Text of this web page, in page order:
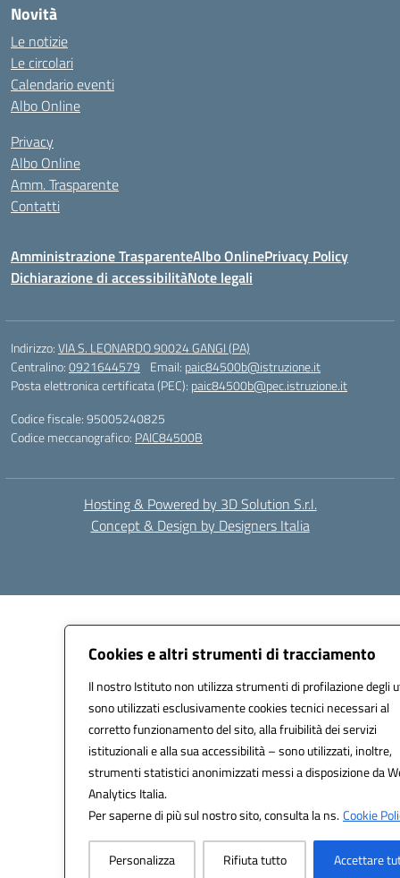
Cookies e altri strumenti di tracciamento
Il nostro Istituto non utilizza strumenti di profilazione degli
sono utilizzati esclusivamente cookies tecnici necessari al
corretto funzionamento del sito, alla fruibilità dei servizi
istituzionali e alla sua accessibilità – sono utilizzati, inoltre,
strumenti statistici anonimizzati messi a disposizione da
Analytics Italia.
Per saperne di più sul nostro sito, consulta la ns.Cookie
Personalizza Rifiuta tutto Accettare
Novità
Le notizie
Le circolari
Calendario eventi
Albo Online
Privacy
Albo Online
Amm. Trasparente
Contatti
Amministrazione TrasparenteAlbo OnlinePrivacy Policy
Dichiarazione di accessibilitàNote legali
Indirizzo:VIA S. LEONARDO 90024 GANGI (PA)
Centralino:0921644579 Email: paic84500b@istruzione.it
Posta elettronica certificata (PEC): paic84500b@pec.istruzione.it
Codice fiscale: 95005240825
Codice meccanografico: PAIC84500B
Hosting & Powered by 3D Solution S.r.l.
Concept & Design by Designers Italia